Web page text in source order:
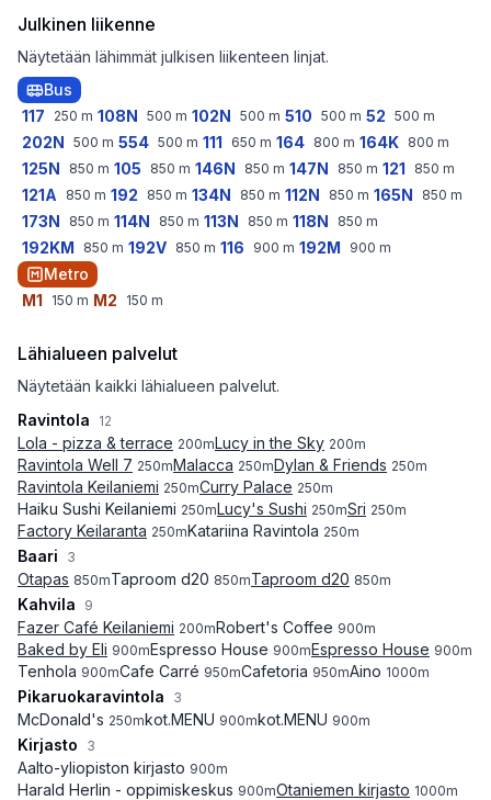
Julkinen liikenne
Näytetään lähimmät julkisen liikenteen linjat.
Bus
117
250 m 108N 500 m 102N 500 m 510 500 m 52 500 m
202N 500 m 554 500 m 111 650 m 164 800 m 164K 800 m
125N 850 m 105 850 m 146N 850 m 147N 850 m 121 850 m
121A 850 m 192 850 m 134N 850 m 112N 850 m 165N 850 m
173N 850 m 114N 850 m 113N 850 m 118N 850 m
192KM 850 m 192V 850 m 116 900 m 192M 900 m
Metro
M1
150 m M2 150 m
Lähialueen palvelut
Näytetään kaikki lähialueen palvelut.
Ravintola
12
Lola - pizza & terrace 200mLucy in the Sky 200m
Ravintola Well 7 250mMalacca 250mDylan & Friends 250m
Ravintola Keilaniemi 250mCurry Palace 250m
Haiku Sushi Keilaniemi 250mLucy's Sushi 250mSri 250m
Factory Keilaranta 250mKatariina Ravintola 250m
Baari 3
Otapas 850mTaproom d20 850mTaproom d20 850m
Kahvila 9
Fazer Café Keilaniemi 200mRobert's Coffee 900m
Baked by Eli 900mEspresso House 900mEspresso House 900m
Tenhola 900mCafe Carré 950mCafetoria 950mAino 1000m
Pikaruokaravintola 3
McDonald's 250mkot.MENU 900mkot.MENU 900m
Kirjasto 3
Aalto-yliopiston kirjasto 900m
Harald Herlin - oppimiskeskus 900mOtaniemen kirjasto 1000m